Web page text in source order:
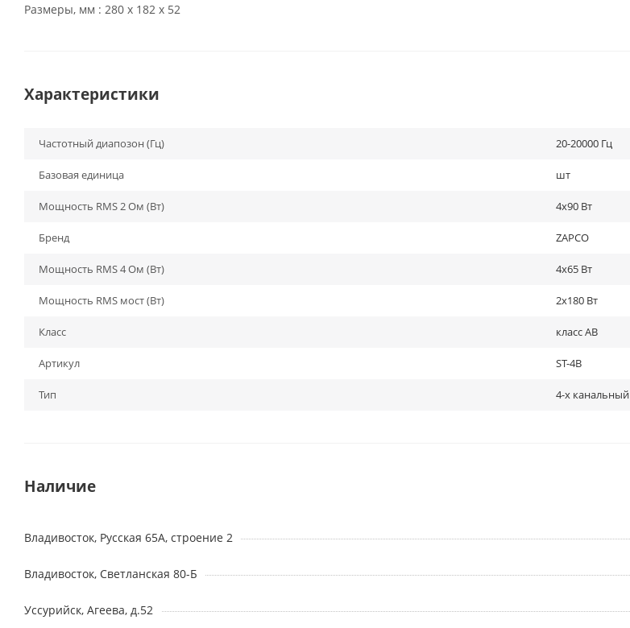
Размеры, мм : 280 x 182 x 52
Характеристики
Частотный диапозон (Гц) 20-20000 Гц
Базовая единица шт
Мощность RMS 2 Ом (Вт) 4х90 Вт
Бренд ZAPCO
Мощность RMS 4 Ом (Вт) 4x65 Вт
Мощность RMS мост (Вт) 2x180 Вт
Класс класс AB
Артикул ST-4B
Тип 4-х канальный
Наличие
Владивосток, Русская 65А, строение 2
Владивосток, Светланская 80-Б
Уссурийск, Агеева, д.52